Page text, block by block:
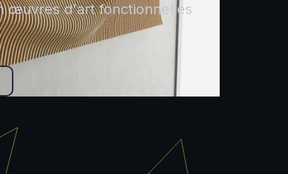
œuvres d'art fonctionnelles